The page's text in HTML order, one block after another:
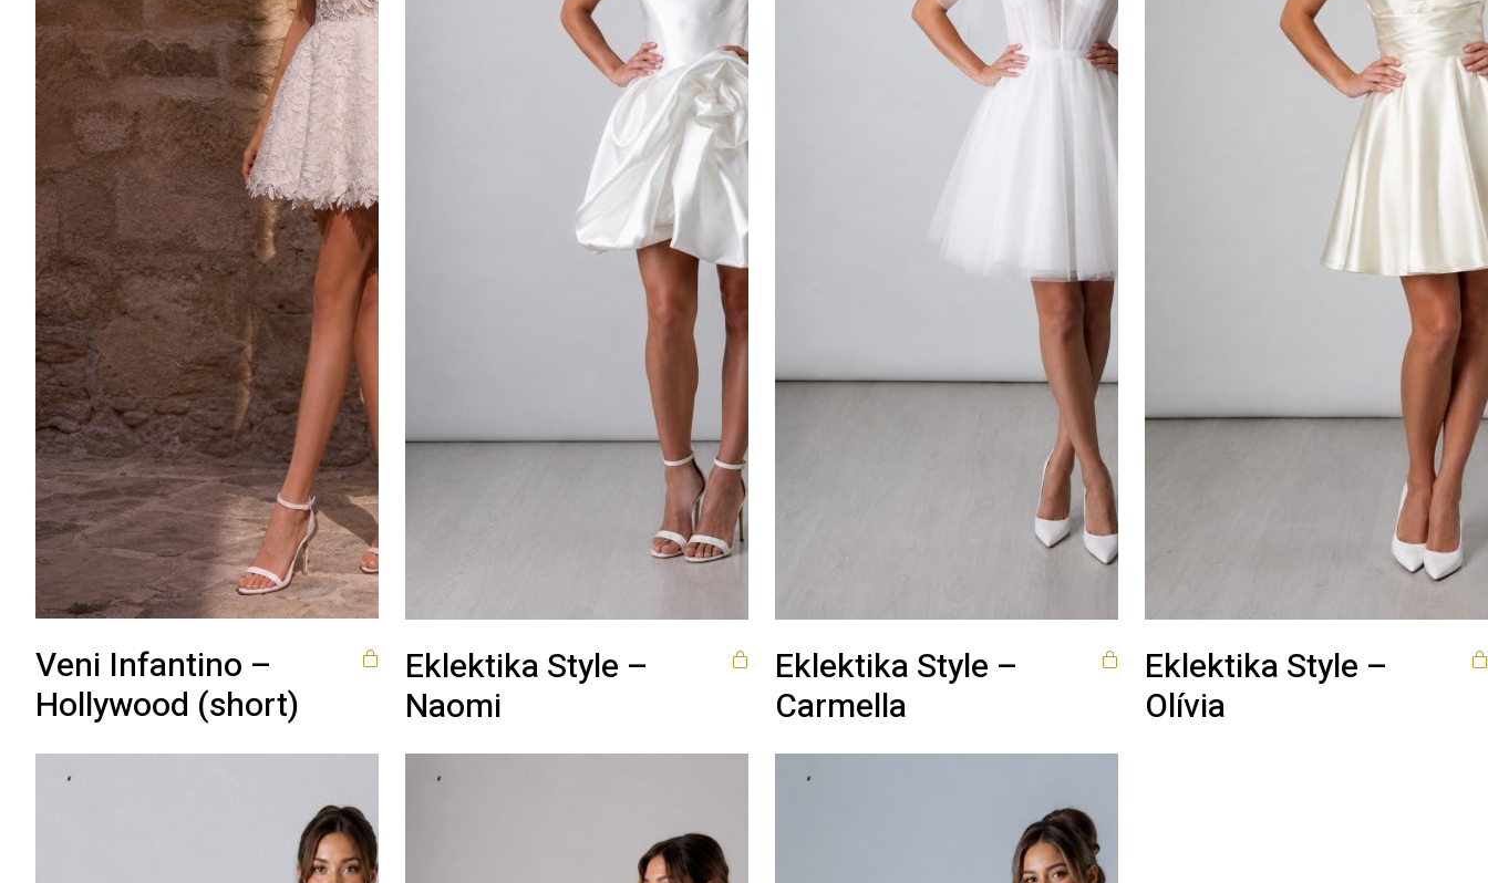
Veni Infantino –
Hollywood (short)
Eklektika Style –
Naomi
Eklektika Style –
Carmella
Eklektika Style –
Olívia